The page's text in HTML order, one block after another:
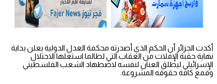
أكدت الجزائر أن الحكم الذي أصدرته محكمة العدل الدولية يعلن بداية
نهاية حقبة الإفلات من العقاب التي لطالما استغلها الاحتلال
الإسرائيلي ليطلق العنان لنفسه لاضطهاد الشعب الفلسطيني
وقمع كافة حقوقه المشروعة.